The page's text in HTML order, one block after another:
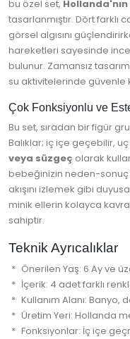
bu özel set,
tasarlanmıştır. Dört farklı
görsel algısını
hareketleri sayesinde
bulunur. Zamansız
su aktivitelerinde güvenle
Çok Fonksiyonlu ve
Bu set, sıradan bir figür
Balıklar; iç içe geçebilir,
veya süzgeç olarak
bebeğinizin neden-sonuç
akışını izlemek gibi
minik ellerin kolayca
sahiptir.
Teknik Ayrıcalıklar
Önerilen Yaş: 6 Ay ve
İçerik: 4 adet farklı
Kullanım Alanı: Banyo,
Üretim Yeri: Hollanda
Fonksiyonlar: İç içe